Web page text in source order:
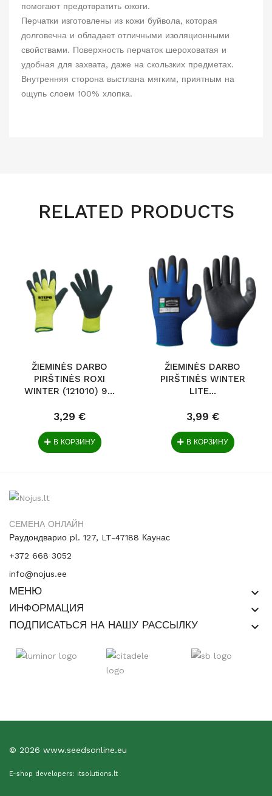
помогают предотвратить ожоги.
Перчатки изготовлены из кожи буйвола, которая
долговечна и обладает отличными изоляционными
свойствами. Поверхность перчаток шероховатая и
удобная для захвата, даже на скользких предметах.
Внутренняя сторона выстлана мягким, приятным на
ощупь слоем 100% хлопка.
RELATED PRODUCTS
ŽIEMINĖS DARBO
PIRŠTINĖS ROXI
WINTER (121010) 9...
3,29 €
В КОРЗИНУ
ŽIEMINĖS DARBO
PIRŠTINĖS WINTER
LITE...
3,99 €
В КОРЗИНУ
СЕМЕНА ОНЛАЙН
Раудондварио pl. 127, LT-47188 Каунас
+372 668 3052
info@nojus.ee
МЕНЮ keyboard_arrow_down
ИНФОРМАЦИЯ keyboard_arrow_down
ПОДПИСАТЬСЯ НА НАШУ РАССЫЛКУ keyboard_arrow_down
© 2026 www.seedsonline.eu
E-shop developers: itsolutions.lt